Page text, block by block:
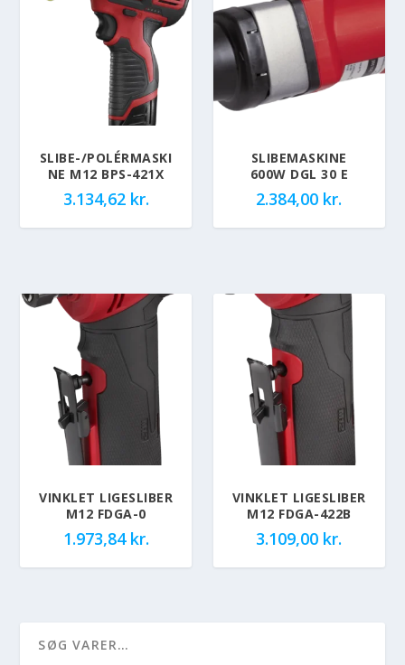
SLIBE-/POLÉRMASKI
NE M12 BPS-421X
3.134,62 kr.
SLIBEMASKINE
600W DGL 30 E
2.384,00 kr.
VINKLET LIGESLIBER
M12 FDGA-0
1.973,84 kr.
VINKLET LIGESLIBER
M12 FDGA-422B
3.109,00 kr.